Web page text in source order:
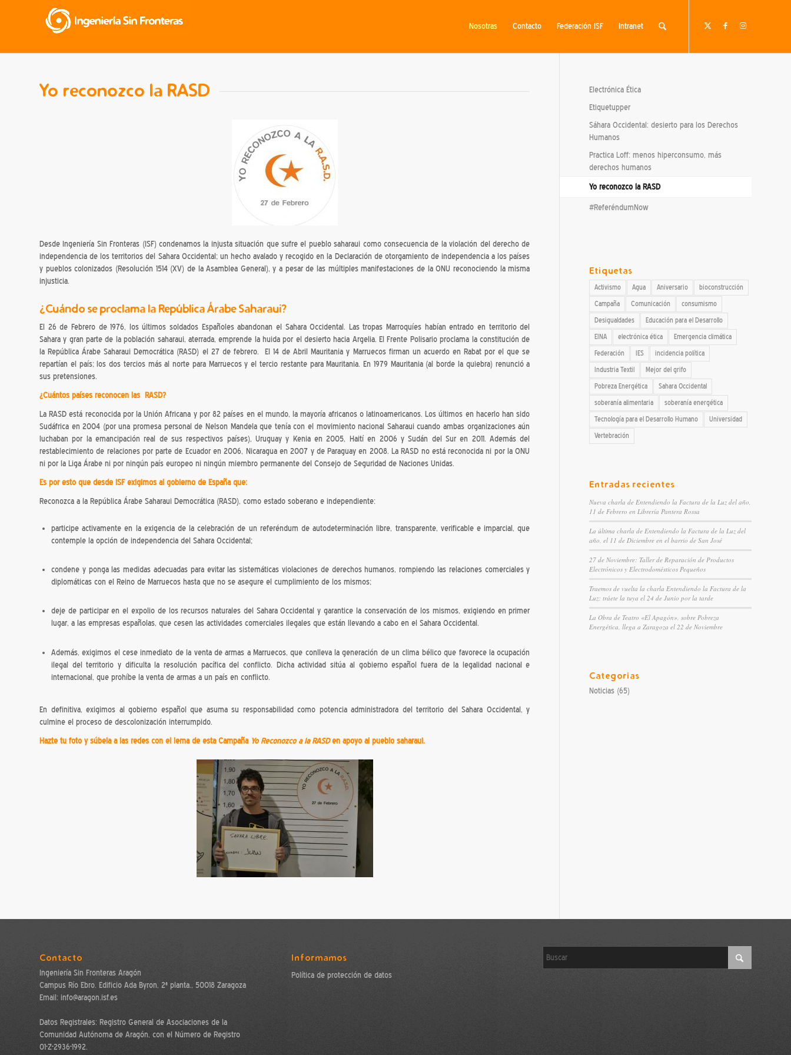
Nosotras Contacto Federación ISF Intranet
Yo reconozco la RASD
Desde Ingeniería Sin Fronteras (ISF) condenamos la injusta situación que sufre el pueblo saharaui como consecuencia de la violación del derecho de
independencia de los territorios del Sahara Occidental; un hecho avalado y recogido en la Declaración de otorgamiento de independencia a los países
y pueblos colonizados (Resolución 1514 (XV) de la Asamblea General), y a pesar de las múltiples manifestaciones de la ONU reconociendo la misma
injusticia.
¿Cuándo se proclama la República Árabe Saharaui?
El 26 de Febrero de 1976, los últimos soldados Españoles abandonan el Sahara Occidental. Las tropas Marroquíes habían entrado en territorio del
Sahara y gran parte de la población saharaui, aterrada, emprende la huida por el desierto hacia Argelia. El Frente Polisario proclama la constitución de
la República Árabe Saharaui Democrática (RASD) el 27 de febrero. El 14 de Abril Mauritania y Marruecos firman un acuerdo en Rabat por el que se
repartían el país; los dos tercios más al norte para Marruecos y el tercio restante para Mauritania. En 1979 Mauritania (al borde la quiebra) renunció a
sus pretensiones.
¿Cuántos países reconocen las RASD?
La RASD está reconocida por la Unión Africana y por 82 países en el mundo, la mayoría africanos o latinoamericanos. Los últimos en hacerlo han sido
Sudáfrica en 2004 (por una promesa personal de Nelson Mandela que tenía con el movimiento nacional Saharaui cuando ambas organizaciones aún
luchaban por la emancipación real de sus respectivos países), Uruguay y Kenia en 2005, Haití en 2006 y Sudán del Sur en 2011. Además del
restablecimiento de relaciones por parte de Ecuador en 2006, Nicaragua en 2007 y de Paraguay en 2008. La RASD no está reconocida ni por la ONU
ni por la Liga Árabe ni por ningún país europeo ni ningún miembro permanente del Consejo de Seguridad de Naciones Unidas.
Es por esto que desde ISF exigimos al gobierno de España que:
Reconozca a la República Árabe Saharaui Democrática (RASD), como estado soberano e independiente:
participe activamente en la exigencia de la celebración de un referéndum de autodeterminación libre, transparente, verificable e imparcial, que
contemple la opción de independencia del Sahara Occidental;
condene y ponga las medidas adecuadas para evitar las sistemáticas violaciones de derechos humanos, rompiendo las relaciones comerciales y
diplomáticas con el Reino de Marruecos hasta que no se asegure el cumplimiento de los mismos;
deje de participar en el expolio de los recursos naturales del Sahara Occidental y garantice la conservación de los mismos, exigiendo en primer
lugar, a las empresas españolas, que cesen las actividades comerciales ilegales que están llevando a cabo en el Sahara Occidental.
Además, exigimos el cese inmediato de la venta de armas a Marruecos, que conlleva la generación de un clima bélico que favorece la ocupación
ilegal del territorio y dificulta la resolución pacífica del conflicto. Dicha actividad sitúa al gobierno español fuera de la legalidad nacional e
internacional, que prohíbe la venta de armas a un país en conflicto.
En definitiva, exigimos al gobierno español que asuma su responsabilidad como potencia administradora del territorio del Sahara Occidental, y
culmine el proceso de descolonización interrumpido.
Hazte tu foto y súbela a las redes con el lema de esta Campaña Yo Reconozco a la RASDen apoyo al pueblo saharaui.
Electrónica Ética
Etiquetupper
Sáhara Occidental: desierto para los Derechos
Humanos
Practica Loff: menos hiperconsumo, más
derechos humanos
Yo reconozco la RASD
#ReferéndumNow
Etiquetas
Activismo Agua Aniversario
bioconstrucción
Campaña
Comunicación
consumismo
Desigualdades
Educación para el Desarrollo
EINA
electrónica ética
Emergencia climática
Federación
IES
incidencia política
Industria Textil
Mejor del grifo
Pobreza Energética
Sahara Occidental
soberanía alimentaria
soberanía energética
Tecnología para el Desarrollo Humano
Universidad
Vertebración
Entradas recientes
Nueva charla de Entendiendo la Factura de la Luz del año,
11 de Febrero en Librería Pantera Rossa
La última charla de Entendiendo la Factura de la Luz del
año, el 11 de Diciembre en el barrio de San José
27 de Noviembre: Taller de Reparación de Productos
Electrónicos y Electrodomésticos Pequeños
Traemos de vuelta la charla Entendiendo la Factura de la
Luz: tráete la tuya el 24 de Junio por la tarde
La Obra de Teatro «El Apagón», sobre Pobreza
Energética, llega a Zaragoza el 22 de Noviembre
Categorías
Noticias (65)
Contacto
Ingeniería Sin Fronteras Aragón
Campus Río Ebro. Edificio Ada Byron, 2ª planta., 50018 Zaragoza
Email: info@aragon.isf.es
Datos Registrales: Registro General de Asociaciones de la
Comunidad Autónoma de Aragón, con el Número de Registro
01-Z-2936-1992.
Informamos
Política de protección de datos